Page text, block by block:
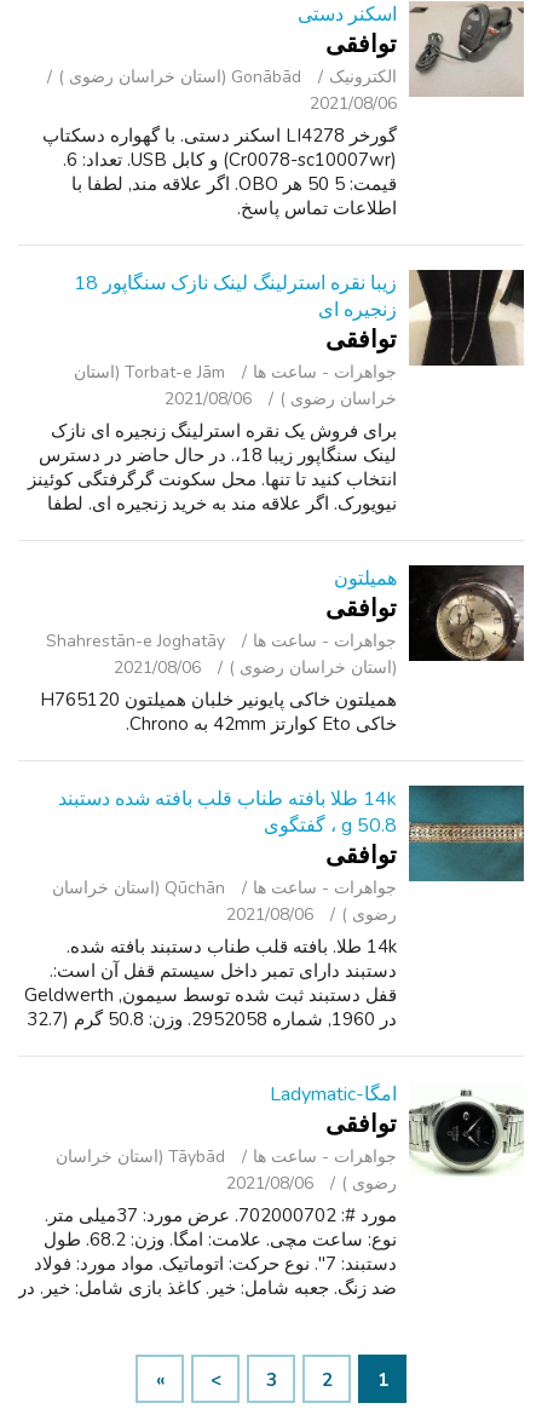
اسکنر دستی
توافقی
الکترونیک
Gonābād (استان خراسان رضوی )
2021/08/06
گورخر LI4278 اسکنر دستی. با گهواره دسکتاپ
(Cr0078-sc10007wr) و کابل USB. تعداد: 6.
قیمت: 5 50 هر OBO. اگر علاقه مند, لطفا با
اطلاعات تماس پاسخ.
زیبا نقره استرلینگ لینک نازک سنگاپور 18
زنجیره ای
توافقی
جواهرات - ساعت ‌ها
Torbat-e Jām (استان
خراسان رضوی )
2021/08/06
برای فروش یک نقره استرلینگ زنجیره ای نازک
لینک سنگاپور زیبا 18،. در حال حاضر در دسترس
انتخاب کنید تا تنها. محل سکونت گرگرفتگی کوئینز
نیویورک. اگر علاقه مند به خرید زنجیره ای. لطفا
همیلتون
توافقی
جواهرات - ساعت ‌ها
Shahrestān-e Joghatāy
(استان خراسان رضوی )
2021/08/06
همیلتون خاکی پایونیر خلبان همیلتون H765120
خاکی Eto کوارتز 42mm به Chrono.
14k طلا بافته طناب قلب بافته شده دستبند
50.8 g ، گفتگوی
توافقی
جواهرات - ساعت ‌ها
Qūchān (استان خراسان
رضوی )
2021/08/06
14k طلا. بافته قلب طناب دستبند بافته شده.
دستبند دارای تمبر داخل سیستم قفل آن است:.
قفل دستبند ثبت شده توسط سیمون, Geldwerth
در 1960, شماره 2952058. وزن: 50.8 گرم (32.7
امگا-Ladymatic
توافقی
جواهرات - ساعت ‌ها
Tāybād (استان خراسان
رضوی )
2021/08/06
مورد #: 702000702. عرض مورد: 37میلی متر.
نوع: ساعت مچی. علامت: امگا. وزن: 68.2. طول
دستبند: 7". نوع حرکت: اتوماتیک. مواد مورد: فولاد
ضد زنگ. جعبه شامل: خیر. کاغذ بازی شامل: خیر. در
1
2
3
>
»